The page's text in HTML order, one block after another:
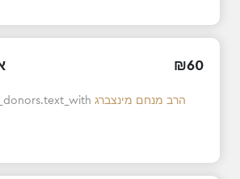
₪60
הרב מנחם מינצברג